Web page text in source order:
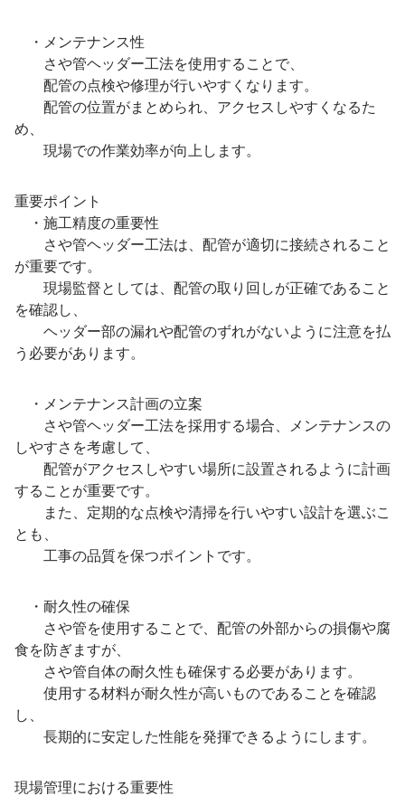
・メンテナンス性
さや管ヘッダー工法を使用することで、
配管の点検や修理が行いやすくなります。
配管の位置がまとめられ、アクセスしやすくなるた
め、
現場での作業効率が向上します。
重要ポイント
・施工精度の重要性
さや管ヘッダー工法は、配管が適切に接続されること
が重要です。
現場監督としては、配管の取り回しが正確であること
を確認し、
ヘッダー部の漏れや配管のずれがないように注意を払
う必要があります。
・メンテナンス計画の立案
さや管ヘッダー工法を採用する場合、メンテナンスの
しやすさを考慮して、
配管がアクセスしやすい場所に設置されるように計画
することが重要です。
また、定期的な点検や清掃を行いやすい設計を選ぶこ
とも、
工事の品質を保つポイントです。
・耐久性の確保
さや管を使用することで、配管の外部からの損傷や腐
食を防ぎますが、
さや管自体の耐久性も確保する必要があります。
使用する材料が耐久性が高いものであることを確認
し、
長期的に安定した性能を発揮できるようにします。
現場管理における重要性